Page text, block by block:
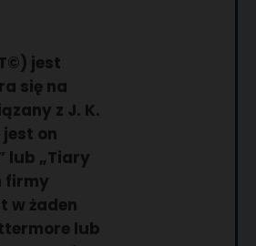
jest
się na
z J. K.
on
lub „Tiary
firmy
w żaden
lub